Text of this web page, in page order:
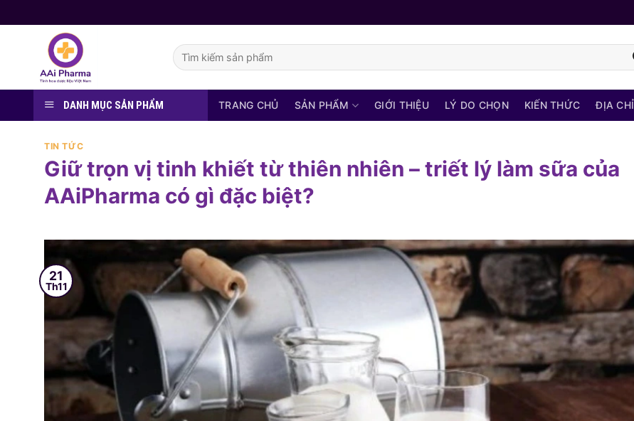
to
Tìm
kiếm:
DANH MỤC SẢN PHẨM TRANG CHỦ SẢN PHẨM GIỚI THIỆU LÝ DO CHỌN KIẾN THỨC ĐỊA CHỈ
TIN TỨC
Giữ trọn vị tinh khiết từ thiên nhiên – triết lý làm sữa của
AAiPharma có gì đặc biệt?
21
Th11